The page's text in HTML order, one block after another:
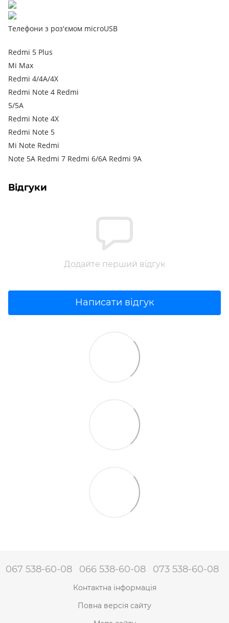
Телефони з роз'ємом microUSB
Redmi 5 Plus
Mi Max
Redmi 4/4A/4X
Redmi Note 4 Redmi
5/5A
Redmi Note 4X
Redmi Note 5
Mi Note Redmi
Note 5A Redmi 7 Redmi 6/6A Redmi 9A
Відгуки
Додайте перший відгук
Написати відгук
067 538-60-08 066 538-60-08 073 538-60-08
Контактна інформація
Повна версія сайту